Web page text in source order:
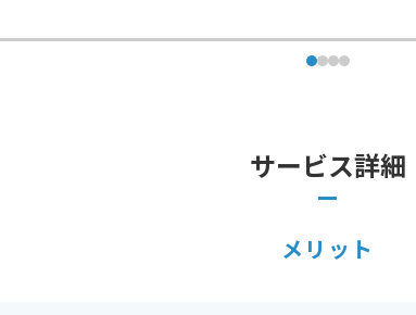
サービス詳細
メリット